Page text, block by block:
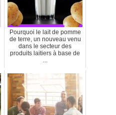
Pourquoi le lait de pomme
de terre, un nouveau venu
dans le secteur des
produits laitiers à base de
...